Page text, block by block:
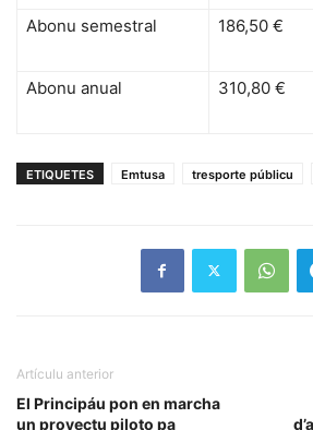
Abonu semestral 186,50 €
Abonu anual 310,80 €
ETIQUETES Emtusa tresporte públicu
Artículu anterior
El Principáu pon en marcha
un proyectu piloto pa